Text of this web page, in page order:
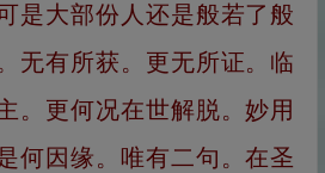
是大部份人还是般若了般
无有所获。更无所证。临
。更何况在世解脱。妙用
何因缘。唯有二句。在圣